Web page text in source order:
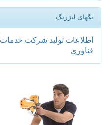
تگهای لیزرتگ
اطلاعات تولید شركت خدمات
فناوری